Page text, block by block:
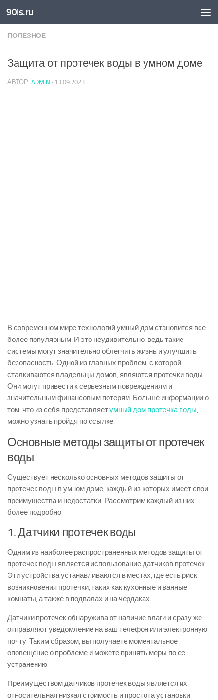
Skip to content
90is.ru
ПОЛЕЗНОЕ
Защита от протечек воды в умном доме
АВТОР: ADMIN · 13.09.2023
В современном мире технологий умный дом становится все
более популярным. И это неудивительно, ведь такие
системы могут значительно облегчить жизнь и улучшить
безопасность. Одной из главных проблем, с которой
сталкиваются владельцы домов, являются протечки воды.
Они могут привести к серьезным повреждениям и
значительным финансовым потерям. Больше информации о
том. что из себя представляетумный дом протечка воды,
можно узнать пройдя по ссылке.
Основные методы защиты от протечек
воды
Существует несколько основных методов защиты от
протечек воды в умном доме, каждый из которых имеет свои
преимущества и недостатки. Рассмотрим каждый из них
более подробно.
1. Датчики протечек воды
Одним из наиболее распространенных методов защиты от
протечек воды является использование датчиков протечек.
Эти устройства устанавливаются в местах, где есть риск
возникновения протечки, таких как кухонные и ванные
комнаты, а также в подвалах и на чердаках.
Датчики протечек обнаруживают наличие влаги и сразу же
отправляют уведомление на ваш телефон или электронную
почту. Таким образом, вы получаете моментальное
оповещение о проблеме и можете принять меры по ее
устранению.
Преимуществом датчиков протечек воды является их
относительная низкая стоимость и простота установки.